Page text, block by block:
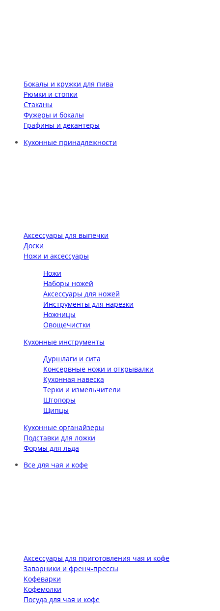
Бокалы и кружки для пива
Рюмки и стопки
Стаканы
Фужеры и бокалы
Графины и декантеры
Кухонные принадлежности
Аксессуары для выпечки
Доски
Ножи и аксессуары
Ножи
Наборы ножей
Аксессуары для ножей
Инструменты для нарезки
Ножницы
Овощечистки
Кухонные инструменты
Дуршлаги и сита
Консервные ножи и открывалки
Кухонная навеска
Терки и измельчители
Штопоры
Щипцы
Кухонные органайзеры
Подставки для ложки
Формы для льда
Все для чая и кофе
Аксессуары для приготовления чая и кофе
Заварники и френч-прессы
Кофеварки
Кофемолки
Посуда для чая и кофе